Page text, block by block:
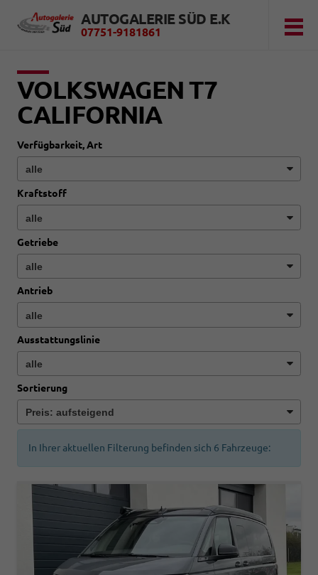
AUTOGALERIE SÜD E.K
07751-9181861
VOLKSWAGEN T7
CALIFORNIA
Verfügbarkeit, Art
Kraftstoff
Getriebe
Antrieb
Ausstattungslinie
Sortierung
In Ihrer aktuellen Filterung befinden sich 6 Fahrzeuge: